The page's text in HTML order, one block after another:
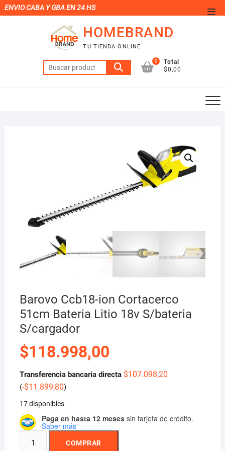
Saltar
al
ENVIO CABA Y GBA EN 24 HS
HOMEBRAND
TU TIENDA ONLINE
Buscar
por:
0
Total
$0,00
Barovo Ccb18-ion Cortacerco
51cm Bateria Litio 18v S/bateria
S/cargador
$118.998,00
Transferencia bancaria directa $107.098,20
(-$11.899,80)
17 disponibles
Paga en hasta 12 mesessin tarjeta de crédito.
Saber más
Ccb18-
COMPRAR